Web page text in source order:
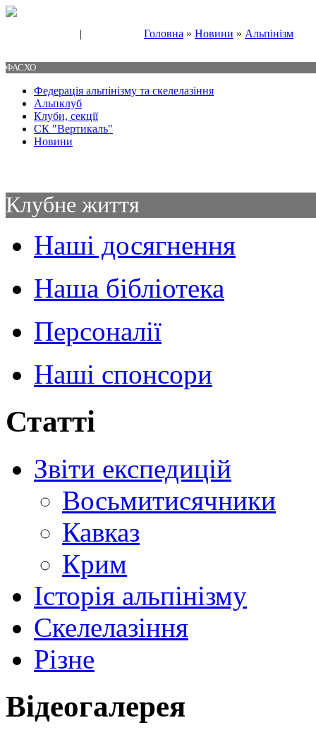
| Головна » Новини » Альпінізм
ФАСХО
Федерація альпінізму та скелелазіння
Альпклуб
Клуби, секції
СК "Вертикаль"
Новини
Клубне життя
Наші досягнення
Наша бібліотека
Персоналії
Наші спонсори
Статті
Звіти експедицій
Восьмитисячники
Кавказ
Крим
Історія альпінізму
Скелелазіння
Різне
Відеогалерея